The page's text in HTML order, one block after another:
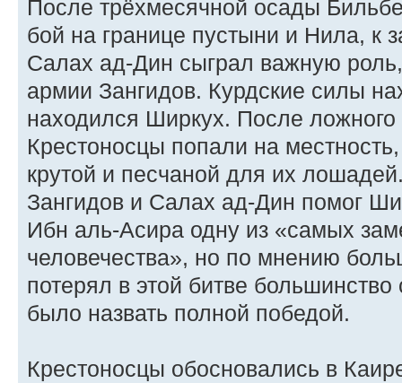
После трёхмесячной осады
бой на границе пустыни и Нила, к
Салах ад-Дин сыграл важную
армии Зангидов. Курдские силы
находился Ширкух. После
Крестоносцы попали на
крутой и песчаной для их
Зангидов и Салах ад-Дин помог
Ибн аль-Асира одну из «самых
человечества», но по мнению
потерял в этой битве
было назвать полной победой.
Крестоносцы обосновались в